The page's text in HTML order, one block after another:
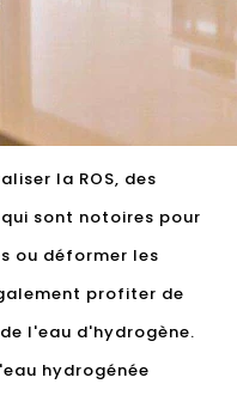
la ROS, des
sont notoires pour
ou déformer les
profiter de
l'eau d'hydrogène.
hydrogénée